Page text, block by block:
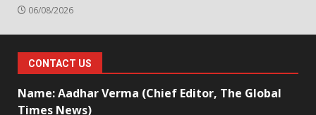
06/08/2026
CONTACT US
Name: Aadhar Verma (Chief Editor, The Global
Times News)